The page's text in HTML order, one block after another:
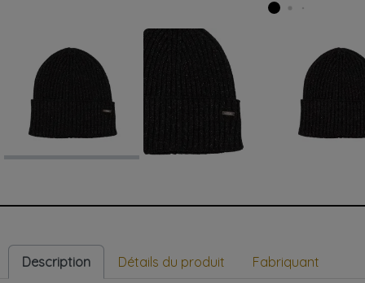
Description Détails du produit Fabriquant